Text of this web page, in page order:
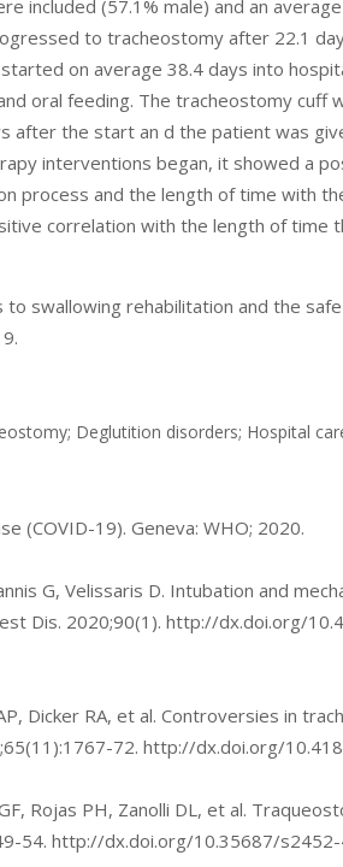
included (57.1% male) and an
to tracheostomy after 22.1
on average 38.4 days into
oral feeding. The tracheostomy cuff
after the start an d the patient was
interventions began, it showed a
process and the length of time with
correlation with the length of time
swallowing rehabilitation and the
Deglutition disorders; Hospital
(COVID-19). Geneva: WHO; 2020.
G, Velissaris D. Intubation and
Dis. 2020;90(1). http://dx.doi.org/
Dicker RA, et al. Controversies in
72. http://dx.doi.org/
Rojas PH, Zanolli DL, et al.
54. http://dx.doi.org/10.35687/